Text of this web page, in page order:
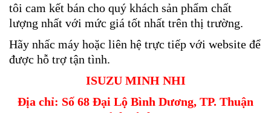
tôi cam kết bán cho quý khách sản phẩm chất
lượng nhất với mức giá tốt nhất trên thị trường.
Hãy nhấc máy hoặc liên hệ trực tiếp với website để
được hỗ trợ tận tình.
ISUZU MINH NHI
Địa chỉ: Số 68 Đại Lộ Bình Dương, TP. Thuận